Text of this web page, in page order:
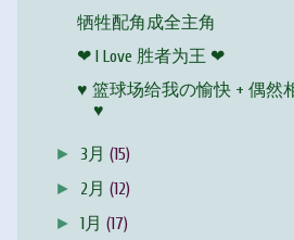
牺牲配角成全主角
❤ I Love 胜者为王 ❤
♥ 篮球场给我の愉快 + 偶然
♥
► 3月(15)
► 2月(12)
►1月(17)